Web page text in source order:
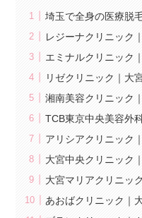
埼玉で全身の医療脱
レジーナクリニック
エミナルクリニック
リゼクリニック｜大
湘南美容クリニック
TCB東京中央美容外
アリシアクリニック
大宮中央クリニック
大宮マリアクリニッ
あおばクリニック｜